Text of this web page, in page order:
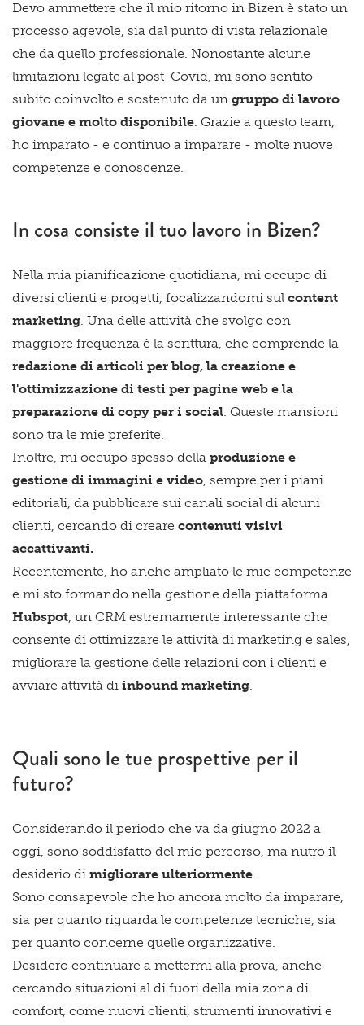
Devo ammettere che il mio ritorno in Bizen è stato un
processo agevole, sia dal punto di vista relazionale
che da quello professionale. Nonostante alcune
limitazioni legate al post-Covid, mi sono sentito
subito coinvolto e sostenuto da un gruppo di lavoro
giovane e molto disponibile. Grazie a questo team,
ho imparato - e continuo a imparare - molte nuove
competenze e conoscenze.
In cosa consiste il tuo lavoro in Bizen?
Nella mia pianificazione quotidiana, mi occupo di
diversi clienti e progetti, focalizzandomi sul content
marketing. Una delle attività che svolgo con
maggiore frequenza è la scrittura, che comprende la
redazione di articoli per blog, la creazione e
l'ottimizzazione di testi per pagine web e la
preparazione di copy per i social. Queste mansioni
sono tra le mie preferite.
Inoltre, mi occupo spesso della produzione e
gestione di immagini e video, sempre per i piani
editoriali, da pubblicare sui canali social di alcuni
clienti, cercando di creare contenuti visivi
accattivanti.
Recentemente, ho anche ampliato le mie competenze
e mi sto formando nella gestione della piattaforma
Hubspot, un CRM estremamente interessante che
consente di ottimizzare le attività di marketing e sales,
migliorare la gestione delle relazioni con i clienti e
avviare attività di inbound marketing.
Quali sono le tue prospettive per il
futuro?
Considerando il periodo che va da giugno 2022 a
oggi, sono soddisfatto del mio percorso, ma nutro il
desiderio di migliorare ulteriormente.
Sono consapevole che ho ancora molto da imparare,
sia per quanto riguarda le competenze tecniche, sia
per quanto concerne quelle organizzative.
Desidero continuare a mettermi alla prova, anche
cercando situazioni al di fuori della mia zona di
comfort, come nuovi clienti, strumenti innovativi e